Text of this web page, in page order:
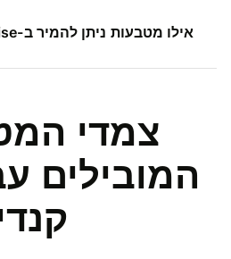
אילו מטבעות ניתן להמיר ב-Wise?
צמדי
המובילים
קנדי